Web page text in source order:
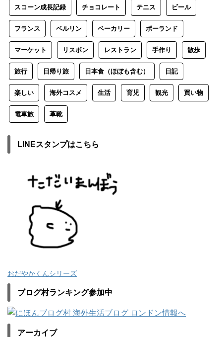
スコーン成長記録 チョコレート テニス ビール
フランス ベルリン ベーカリー ポーランド
マーケット リスボン レストラン 手作り 散歩
旅行 日帰り旅 日本食（ほぼも含む） 日記
楽しい 海外コスメ 生活 育児 観光 買い物
電車旅 革靴
LINEスタンプはこちら
おだやかくんシリーズ
ブログ村ランキング参加中
アーカイブ